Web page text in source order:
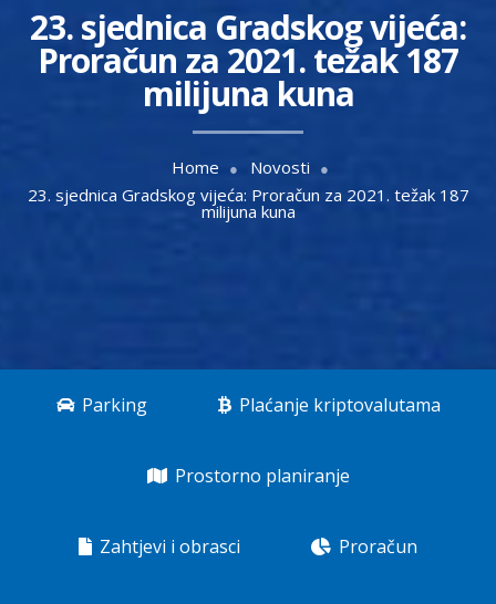
23. sjednica Gradskog vijeća:
Proračun za 2021. težak 187
milijuna kuna
Home
Novosti
23. sjednica Gradskog vijeća: Proračun za 2021. težak 187
milijuna kuna
Parking Plaćanje kriptovalutama
Prostorno planiranje
Zahtjevi i obrasci Proračun